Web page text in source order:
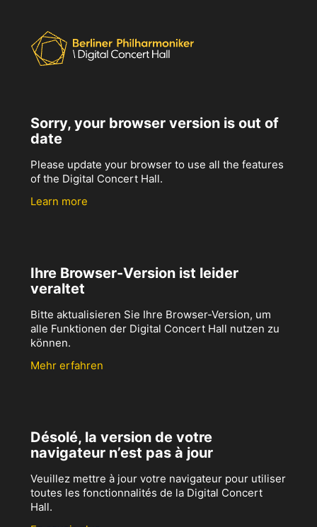
Sorry, your browser version is out of
date
Please update your browser to use all the features
of the Digital Concert Hall.
Learn more
Ihre Browser-Version ist leider
veraltet
Bitte aktualisieren Sie Ihre Browser-Version, um
alle Funktionen der Digital Concert Hall nutzen zu
können.
Mehr erfahren
Désolé, la version de votre
navigateur n’est pas à jour
Veuillez mettre à jour votre navigateur pour utiliser
toutes les fonctionnalités de la Digital Concert
Hall.